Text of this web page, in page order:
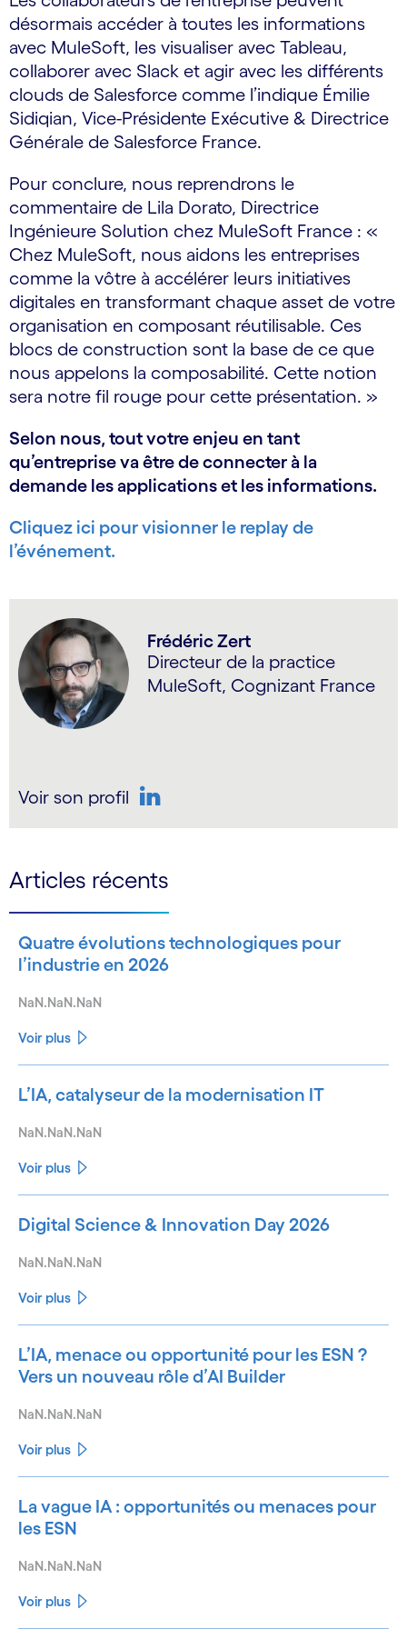
désormais accéder à toutes les informations
avec MuleSoft, les visualiser avec Tableau,
collaborer avec Slack et agir avec les différents
clouds de Salesforce comme l’indique Émilie
Sidiqian, Vice-Présidente Exécutive & Directrice
Générale de Salesforce France.
Pour conclure, nous reprendrons le
commentaire de Lila Dorato, Directrice
Ingénieure Solution chez MuleSoft France : «
Chez MuleSoft, nous aidons les entreprises
comme la vôtre à accélérer leurs initiatives
digitales en transformant chaque asset de votre
organisation en composant réutilisable. Ces
blocs de construction sont la base de ce que
nous appelons la composabilité. Cette notion
sera notre fil rouge pour cette présentation. »
Selon nous, tout votre enjeu en tant
qu’entreprise va être de connecter à la
demande les applications et les informations.
Cliquez ici pour visionner le replay de
l’événement.
Frédéric Zert
Directeur de la practice
MuleSoft, Cognizant France
Voir son profil
Articles récents
Quatre évolutions technologiques pour
l’industrie en 2026
NaN.NaN.NaN
Voir plus
L’IA, catalyseur de la modernisation IT
NaN.NaN.NaN
Voir plus
Digital Science & Innovation Day 2026
NaN.NaN.NaN
Voir plus
L’IA, menace ou opportunité pour les ESN ?
Vers un nouveau rôle d’AI Builder
NaN.NaN.NaN
Voir plus
La vague IA : opportunités ou menaces pour
les ESN
NaN.NaN.NaN
Voir plus